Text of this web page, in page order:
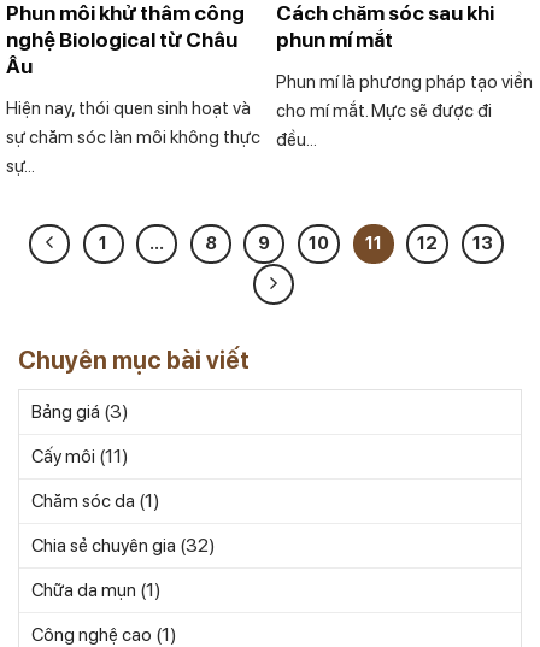
Phun môi khử thâm công
nghệ Biological từ Châu
Âu
Hiện nay, thói quen sinh hoạt và
sự chăm sóc làn môi không thực
sự...
Cách chăm sóc sau khi
phun mí mắt
Phun mí là phương pháp tạo viền
cho mí mắt. Mực sẽ được đi
đều...
1 … 8 9 10 11 12 13
Chuyên mục bài viết
Bảng giá (3)
Cấy môi (11)
Chăm sóc da (1)
Chia sẻ chuyên gia (32)
Chữa da mụn (1)
Công nghệ cao (1)